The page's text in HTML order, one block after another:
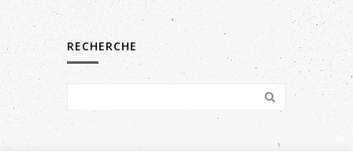
RECHERCHE